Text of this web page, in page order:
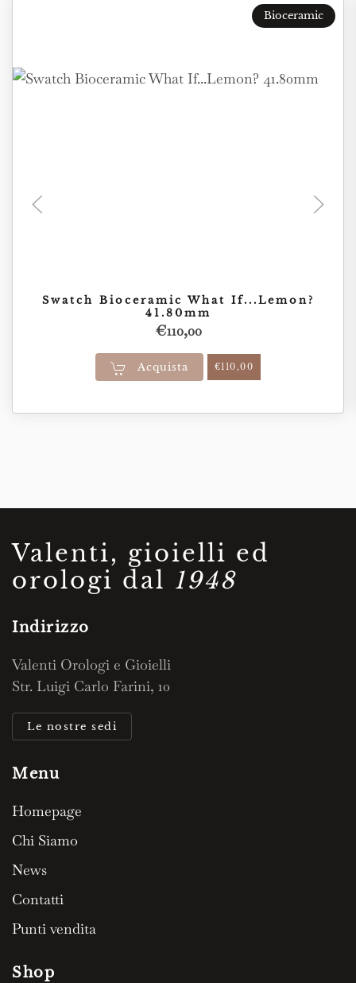
Swatch Bioceramic What If...Lemon?
41.80mm
€110,00
Acquista €110,00
Bioceramic
Valenti, gioielli ed
orologi dal 1948
Indirizzo
Valenti Orologi e Gioielli
Str. Luigi Carlo Farini, 10
Le nostre sedi
Menu
Homepage
Chi Siamo
News
Contatti
Punti vendita
Shop